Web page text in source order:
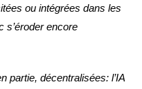
ou intégrées dans les
s’éroder encore
partie, décentralisées: l’IA